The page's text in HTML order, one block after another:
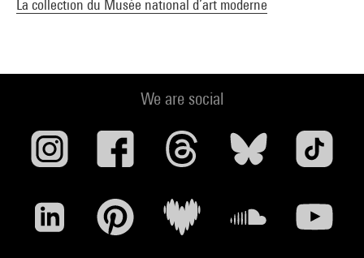
La collection du Musée national d’art moderne
We are social